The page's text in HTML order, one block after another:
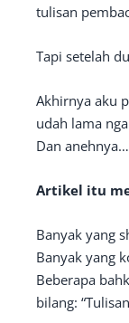
tulisan
Tapi setelah
Akhirnya aku
udah lama
Dan anehnya…
Artikel itu
Banyak yang
Banyak yang
Beberapa
bilang: